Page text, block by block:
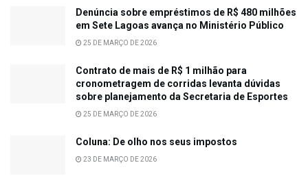
Denúncia sobre empréstimos de R$ 480 milhões
em Sete Lagoas avança no Ministério Público
25 DE MARÇO DE 2026
Contrato de mais de R$ 1 milhão para
cronometragem de corridas levanta dúvidas
sobre planejamento da Secretaria de Esportes
25 DE MARÇO DE 2026
Coluna: De olho nos seus impostos
23 DE MARÇO DE 2026